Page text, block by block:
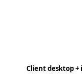
Client desktop +